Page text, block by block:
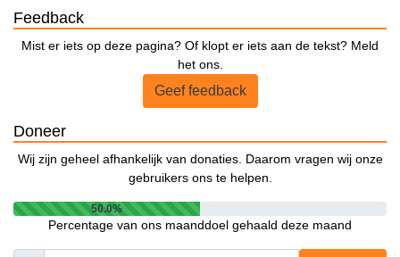
Feedback
Mist er iets op deze pagina? Of klopt er iets aan de tekst? Meld
het ons.
Geef feedback
Doneer
Wij zijn geheel afhankelijk van donaties. Daarom vragen wij onze
gebruikers ons te helpen.
50.0%
Percentage van ons maanddoel gehaald deze maand